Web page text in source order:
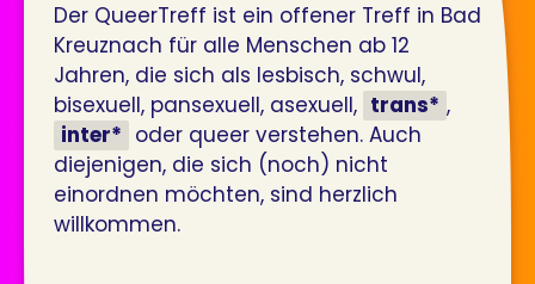
Der QueerTreff ist ein offener Treff in Bad
Kreuznach für alle Menschen ab 12
Jahren, die sich als lesbisch, schwul,
bisexuell, pansexuell, asexuell, trans* ,
inter* oder queer verstehen. Auch
diejenigen, die sich (noch) nicht
einordnen möchten, sind herzlich
willkommen.